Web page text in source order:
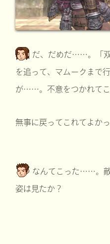
だ、だめだ……。「双
を追って、マムークまで
が……。不意をつかれて
無事に戻ってこれてよかっ
なんてこった……。
姿は見たか？